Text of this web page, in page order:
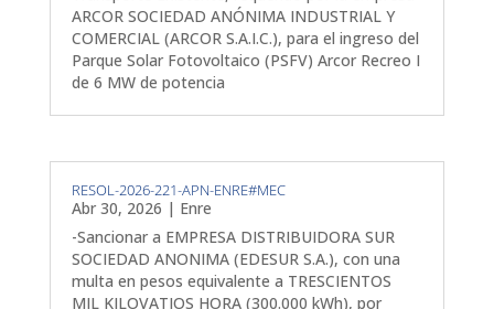
ARCOR SOCIEDAD ANÓNIMA INDUSTRIAL Y
COMERCIAL (ARCOR S.A.I.C.), para el ingreso del
Parque Solar Fotovoltaico (PSFV) Arcor Recreo I
de 6 MW de potencia
RESOL-2026-221-APN-ENRE#MEC
Abr 30, 2026 | Enre
-Sancionar a EMPRESA DISTRIBUIDORA SUR
SOCIEDAD ANONIMA (EDESUR S.A.), con una
multa en pesos equivalente a TRESCIENTOS
MIL KILOVATIOS HORA (300.000 kWh), por